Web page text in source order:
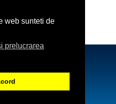
web sunteti de
prelucrarea